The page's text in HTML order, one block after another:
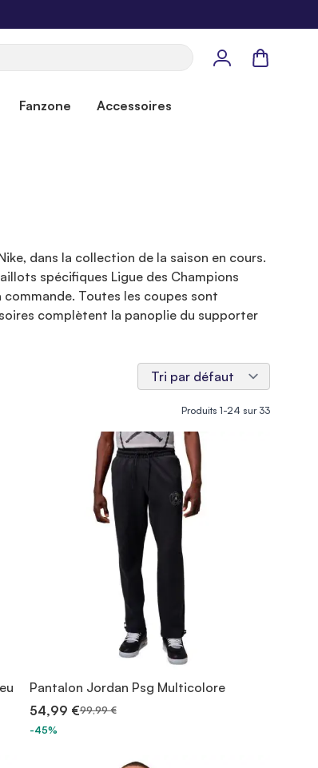
Panier
Fanzone Accessoires
dans la collection de la saison en cours.
spécifiques Ligue des Champions
Toutes les coupes sont
complètent la panoplie du supporter
Produits 1-24 sur 33
Pantalon Jordan Psg Multicolore
54,99 €99,99 €
-45%